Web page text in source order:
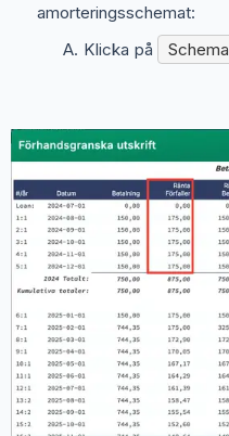
amorteringsschemat:
Klicka på
Schema